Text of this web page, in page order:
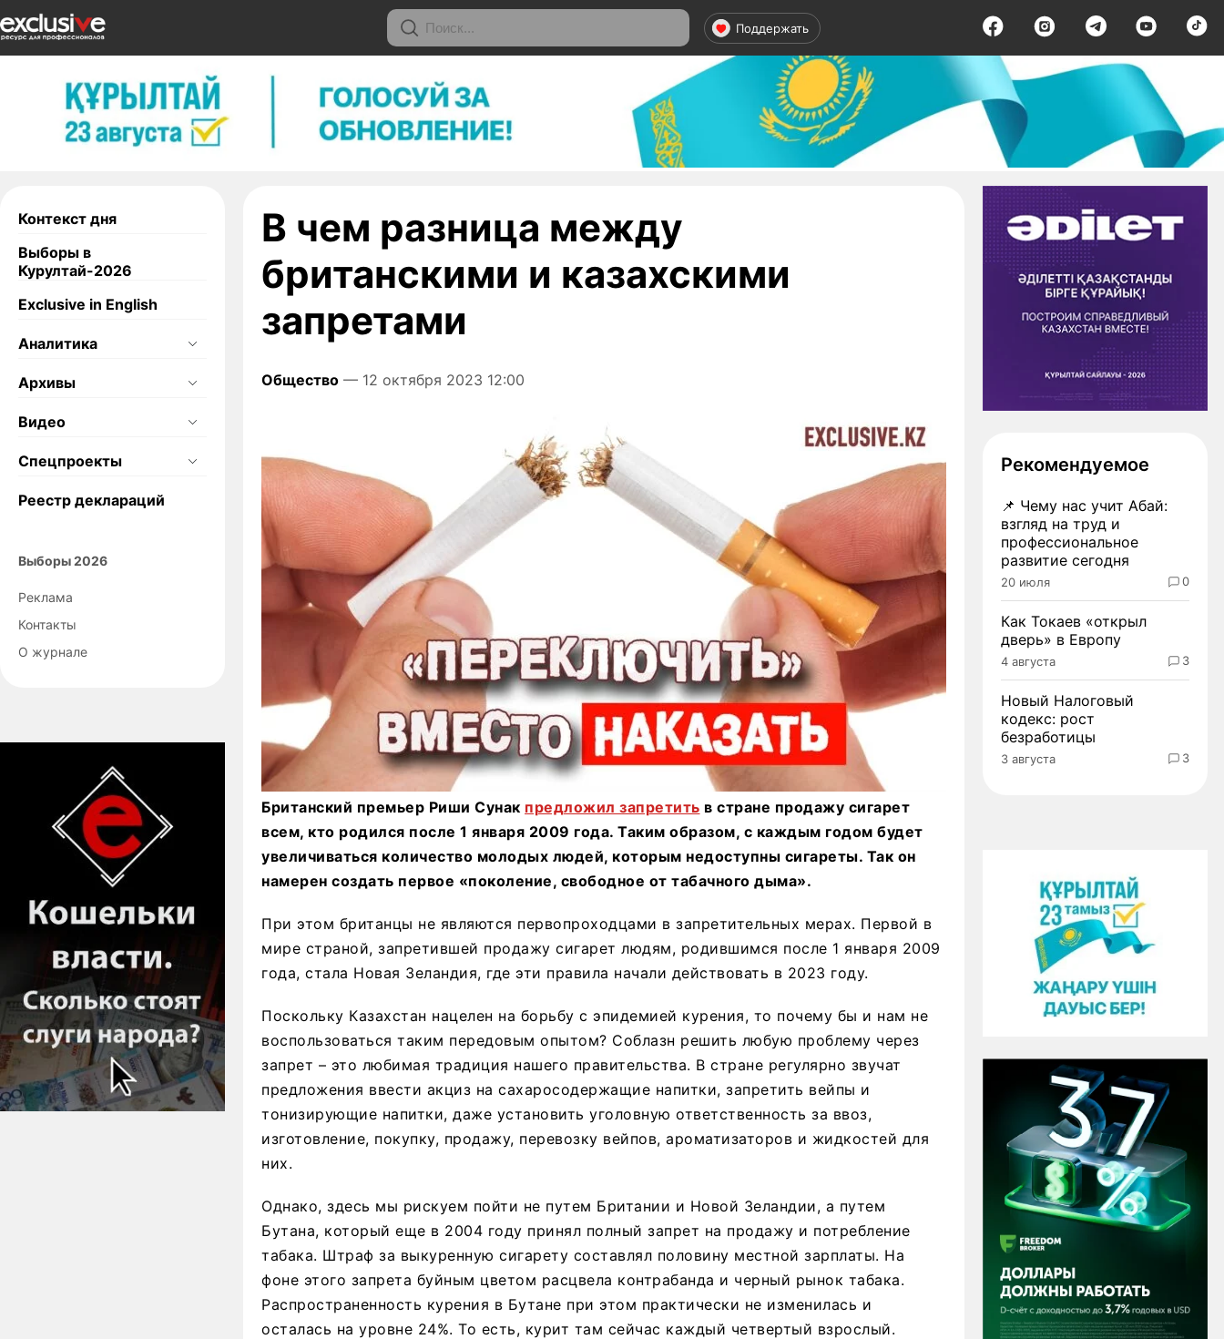
Поддержать
Контекст дня
Выборы в
Курултай-2026
Exclusive in English
Аналитика
Архивы
Видео
Спецпроекты
Реестр деклараций
Выборы 2026
Реклама
Контакты
О журнале
В чем разница между
британскими и казахскими
запретами
Общество — 12 октября 2023 12:00
Британский премьер Риши Сунак предложил запретить в стране продажу сигарет
всем, кто родился после 1 января 2009 года. Таким образом, с каждым годом будет
увеличиваться количество молодых людей, которым недоступны сигареты. Так он
намерен создать первое «поколение, свободное от табачного дыма».
При этом британцы не являются первопроходцами в запретительных мерах. Первой в
мире страной, запретившей продажу сигарет людям, родившимся после 1 января 2009
года, стала Новая Зеландия, где эти правила начали действовать в 2023 году.
Поскольку Казахстан нацелен на борьбу с эпидемией курения, то почему бы и нам не
воспользоваться таким передовым опытом? Соблазн решить любую проблему через
запрет – это любимая традиция нашего правительства. В стране регулярно звучат
предложения ввести акциз на сахаросодержащие напитки, запретить вейпы и
тонизирующие напитки, даже установить уголовную ответственность за ввоз,
изготовление, покупку, продажу, перевозку вейпов, ароматизаторов и жидкостей для
них.
Однако, здесь мы рискуем пойти не путем Британии и Новой Зеландии, а путем
Бутана, который еще в 2004 году принял полный запрет на продажу и потребление
табака. Штраф за выкуренную сигарету составлял половину местной зарплаты. На
фоне этого запрета буйным цветом расцвела контрабанда и черный рынок табака.
Распространенность курения в Бутане при этом практически не изменилась и
осталась на уровне 24%. То есть, курит там сейчас каждый четвертый взрослый.
Рекомендуемое
📌 Чему нас учит Абай:
взгляд на труд и
профессиональное
развитие сегодня
20 июля 0
Как Токаев «открыл
дверь» в Европу
4 августа 3
Новый Налоговый
кодекс: рост
безработицы
3 августа 3